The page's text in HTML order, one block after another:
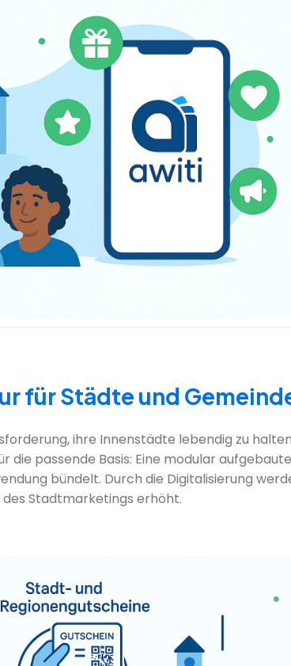
für Städte und
ihre Innenstädte lebendig zu
die passende Basis: Eine modular
bündelt. Durch die Digitalisierung
Stadtmarketings erhöht.